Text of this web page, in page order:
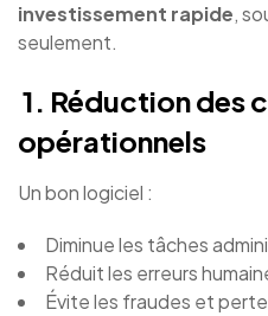
investissement rapide,
seulement.
1. Réduction des
opérationnels
Un bon logiciel :
Diminue les tâches
Réduit les erreurs
Évite les fraudes et